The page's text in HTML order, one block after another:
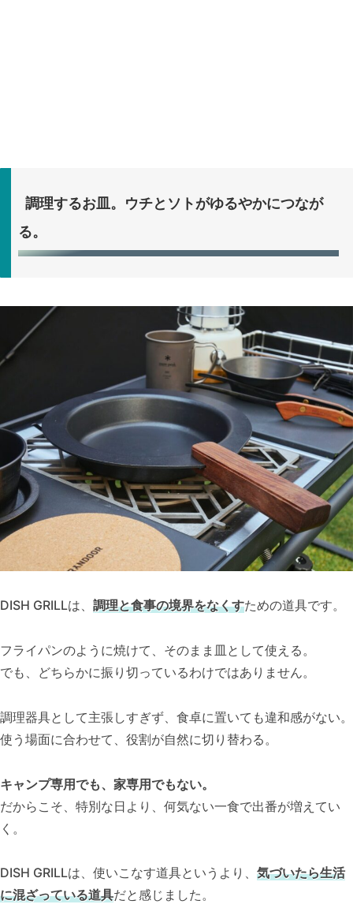
調理するお皿。ウチとソトがゆるやかにつなが
る。
DISH GRILLは、 調理と食事の境界をなくすための道具です。
フライパンのように焼けて、そのまま皿として使える。
でも、どちらかに振り切っているわけではありません。
調理器具として主張しすぎず、食卓に置いても違和感がない。
使う場面に合わせて、役割が自然に切り替わる。
キャンプ専用でも、家専用でもない。
だからこそ、特別な日より、何気ない一食で出番が増えてい
く。
DISH GRILLは、使いこなす道具というより、 気づいたら生活
に混ざっている道具だと感じました。